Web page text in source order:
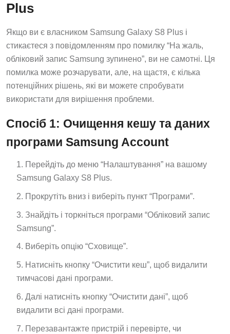
Plus
Якщо ви є власником Samsung Galaxy S8 Plus і
стикаєтеся з повідомленням про помилку “На жаль,
обліковий запис Samsung зупинено”, ви не самотні. Ця
помилка може розчарувати, але, на щастя, є кілька
потенційних рішень, які ви можете спробувати
використати для вирішення проблеми.
Спосіб 1: Очищення кешу та даних
програми Samsung Account
Перейдіть до меню “Налаштування” на вашому
Samsung Galaxy S8 Plus.
Прокрутіть вниз і виберіть пункт “Програми”.
Знайдіть і торкніться програми “Обліковий запис
Samsung”.
Виберіть опцію “Сховище”.
Натисніть кнопку “Очистити кеш”, щоб видалити
тимчасові дані програми.
Далі натисніть кнопку “Очистити дані”, щоб
видалити всі дані програми.
Перезавантажте пристрій і перевірте, чи